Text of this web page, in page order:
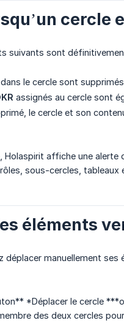
cercle
suivants sont
le cercle sont
assignés au cercle sont
le cercle et son
affiche une
sous-cercles, tableaux
éléments
manuellement
*Déplacer le cercle
des deux cercles